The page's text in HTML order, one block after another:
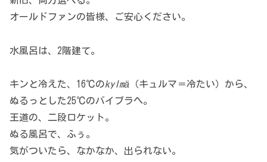
オールドファンの皆様、ご安心ください。
水風呂は、2階建て。
キンと冷えた、16℃のkylmä （キュルマ＝冷たい）から、
ぬるっとした25℃のバイブラへ。
王道の、二段ロケット。
ぬる風呂で、ふぅ。
気がついたら、なかなか、出られない。